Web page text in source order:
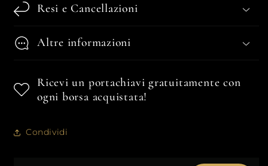
Resi e Cancellazioni
Altre informazioni
Ricevi un portachiavi gratuitamente con
ogni borsa acquistata!
Condividi